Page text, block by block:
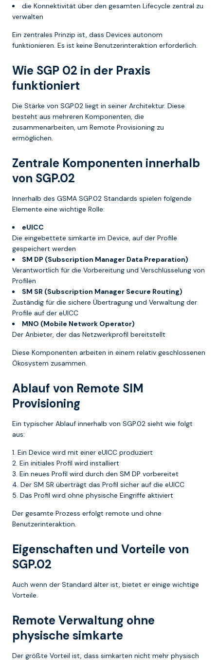
die Konnektivität über den gesamten Lifecycle zentral zu
verwalten
Ein zentrales Prinzip ist, dass Devices autonom
funktionieren. Es ist keine Benutzerinteraktion erforderlich.
Wie SGP 02 in der Praxis
funktioniert
Die Stärke von SGP.02 liegt in seiner Architektur. Diese
besteht aus mehreren Komponenten, die
zusammenarbeiten, um Remote Provisioning zu
ermöglichen.
Zentrale Komponenten innerhalb
von SGP.02
Innerhalb des GSMA SGP.02 Standards spielen folgende
Elemente eine wichtige Rolle:
eUICC
Die eingebettete simkarte im Device, auf der Profile
gespeichert werden
SM DP (Subscription Manager Data Preparation)
Verantwortlich für die Vorbereitung und Verschlüsselung von
Profilen
SM SR (Subscription Manager Secure Routing)
Zuständig für die sichere Übertragung und Verwaltung der
Profile auf der eUICC
MNO (Mobile Network Operator)
Der Anbieter, der das Netzwerkprofil bereitstellt
Diese Komponenten arbeiten in einem relativ geschlossenen
Ökosystem zusammen.
Ablauf von Remote SIM
Provisioning
Ein typischer Ablauf innerhalb von SGP.02 sieht wie folgt
aus:
Ein Device wird mit einer eUICC produziert
Ein initiales Profil wird installiert
Ein neues Profil wird durch den SM DP vorbereitet
Der SM SR überträgt das Profil sicher auf die eUICC
Das Profil wird ohne physische Eingriffe aktiviert
Der gesamte Prozess erfolgt remote und ohne
Benutzerinteraktion.
Eigenschaften und Vorteile von
SGP.02
Auch wenn der Standard älter ist, bietet er einige wichtige
Vorteile.
Remote Verwaltung ohne
physische simkarte
Der größte Vorteil ist, dass simkarten nicht mehr physisch